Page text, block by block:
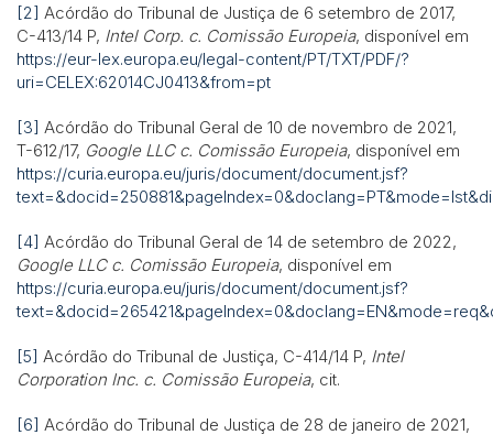
[2] Acórdão do Tribunal de Justiça de 6 setembro de 2017,
C-413/14 P, Intel Corp. c. Comissão Europeia, disponível em
https://eur-lex.europa.eu/legal-content/PT/TXT/PDF/?
uri=CELEX:62014CJ0413&from=pt
[3] Acórdão do Tribunal Geral de 10 de novembro de 2021,
T-612/17, Google LLC c. Comissão Europeia, disponível em
https://curia.europa.eu/juris/document/document.jsf?
[4] Acórdão do Tribunal Geral de 14 de setembro de 2022,
Google LLC c. Comissão Europeia, disponível em
https://curia.europa.eu/juris/document/document.jsf?
[5] Acórdão do Tribunal de Justiça, C-414/14 P, Intel
Corporation Inc. c. Comissão Europeia, cit.
[6] Acórdão do Tribunal de Justiça de 28 de janeiro de 2021,